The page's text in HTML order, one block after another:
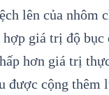
lên của nhôm
giá trị độ bục
hơn giá trị
được cộng thêm